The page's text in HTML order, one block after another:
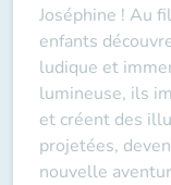
Joséphine ! Au
enfants
ludique et
lumineuse, ils
et créent des
projetées,
nouvelle